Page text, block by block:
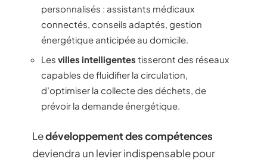
personnalisés : assistants médicaux
connectés, conseils adaptés, gestion
énergétique anticipée au domicile.
Les villes intelligentes tisseront des réseaux
capables de fluidifier la circulation,
d’optimiser la collecte des déchets, de
prévoir la demande énergétique.
Ledéveloppement des compétences
deviendra un levier indispensable pour